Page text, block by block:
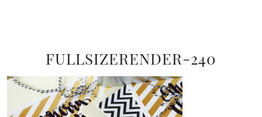
FULLSIZERENDER-240